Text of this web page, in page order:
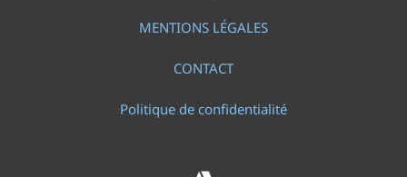
MENTIONS LÉGALES
CONTACT
Politique de confidentialité